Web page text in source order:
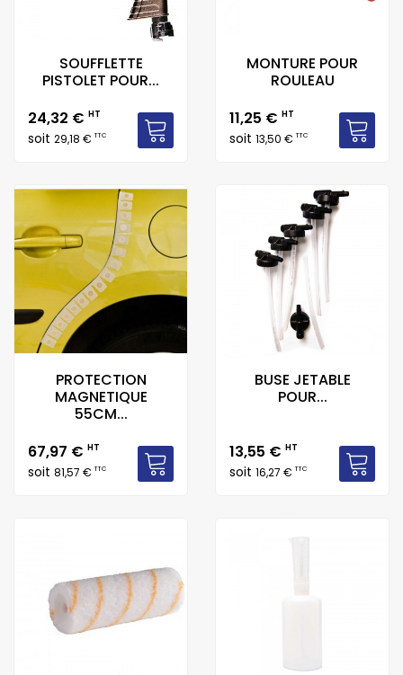
SOUFFLETTE
PISTOLET POUR...
Prix
24,32 € HT
soit 29,18 €TTC
MONTURE POUR
ROULEAU
Prix
11,25 € HT
soit 13,50 €TTC
PROTECTION
MAGNETIQUE
55CM...
Prix
67,97 € HT
soit 81,57 €TTC
BUSE JETABLE
POUR...
Prix
13,55 € HT
soit 16,27 €TTC